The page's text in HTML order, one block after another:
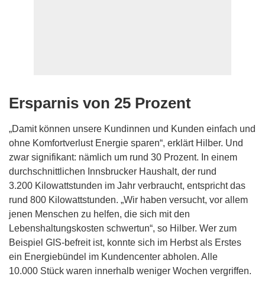
Ersparnis von 25 Prozent
„Damit können unsere Kundinnen und Kunden einfach und
ohne Komfortverlust Energie sparen“, erklärt Hilber. Und
zwar signifikant: nämlich um rund 30 Prozent. In einem
durchschnittlichen Innsbrucker Haushalt, der rund
3.200 Kilowattstunden im Jahr verbraucht, entspricht das
rund 800 Kilowattstunden. „Wir haben versucht, vor allem
jenen Menschen zu helfen, die sich mit den
Lebenshaltungskosten schwertun“, so Hilber. Wer zum
Beispiel GIS-befreit ist, konnte sich im Herbst als Erstes
ein Energiebündel im Kundencenter abholen. Alle
10.000 Stück waren innerhalb weniger Wochen vergriffen.